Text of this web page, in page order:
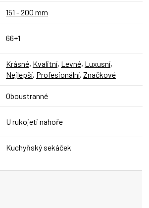
151 - 200 mm
66+1
Krásné, Kvalitní, Levné, Luxusní,
Nejlepší, Profesionální, Značkové
Oboustranné
U rukojeti nahoře
Kuchyňský sekáček